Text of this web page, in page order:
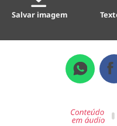
Salvar imagem